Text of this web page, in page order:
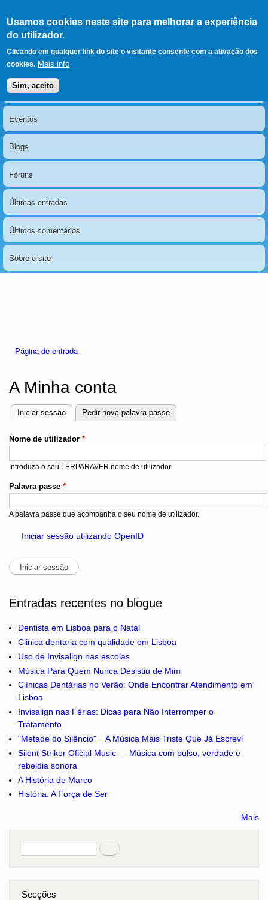
Usamos cookies neste site para melhorar a experiência
do utilizador.
Clicando em qualquer link do site o visitante consente com a ativação dos
cookies. Mais info
Sim, aceito
LERPARAVER , ir para a
página principal
O portal da visão diferente
Menu principal
Notícias
Eventos
Blogs
Fóruns
Últimas entradas
Últimos comentários
Sobre o site
Página de entrada
A Minha conta
Separadores
Iniciar sessão (separador ativo)
Pedir nova palavra passe
Nome de utilizador *
Introduza o seu LERPARAVER nome de utilizador.
Palavra passe *
A palavra passe que acompanha o seu nome de utilizador.
Iniciar sessão utilizando OpenID
Entradas recentes no blogue
Dentista em Lisboa para o Natal
Clinica dentaria com qualidade em Lisboa
Uso de Invisalign nas escolas
Música Para Quem Nunca Desistiu de Mim
Clínicas Dentárias no Verão: Onde Encontrar Atendimento em
Lisboa
Invisalign nas Férias: Dicas para Não Interromper o
Tratamento
"Metade do Silêncio" _ A Música Mais Triste Que Já Escrevi
Silent Striker Oficial Music — Música com pulso, verdade e
rebeldia sonora
A História de Marco
História: A Força de Ser
Mais
Pesquisar
Secções